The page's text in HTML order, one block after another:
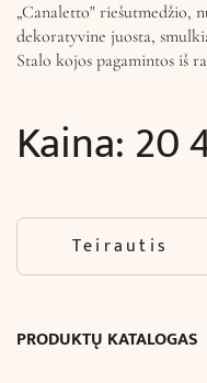
„Canaletto" riešutmedžio,
dekoratyvine juosta,
Stalo kojos pagamintos iš
Kaina:20
Teirautis
PRODUKTŲ KATALOGAS